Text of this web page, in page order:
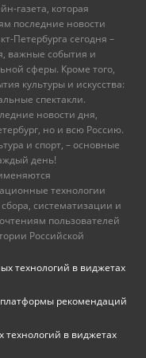
газета, которая
последние новости
Петербурга сегодня –
важные события и
сферы. Кроме того,
культуры и искусства:
спектакли.
новости дня,
но и всю Россию.
и спорт, – основные
день!
технологии
систематизации и
пользователей
Российской
технологий в виджетах
рекомендаций
в виджетах